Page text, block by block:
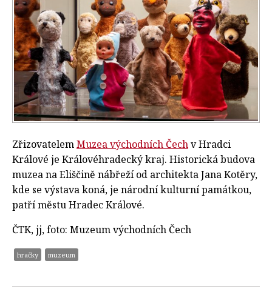
ZřizovatelemMuzea východních Čechv Hradci
Králové je Královéhradecký kraj. Historická budova
muzea na Eliščině nábřeží od architekta Jana Kotěry,
kde se výstava koná, je národní kulturní památkou,
patří městu Hradec Králové.
ČTK, jj, foto: Muzeum východních Čech
hračky muzeum